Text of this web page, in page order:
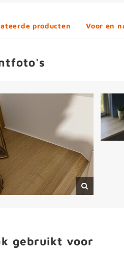
producten Voor en
gebruikt voor